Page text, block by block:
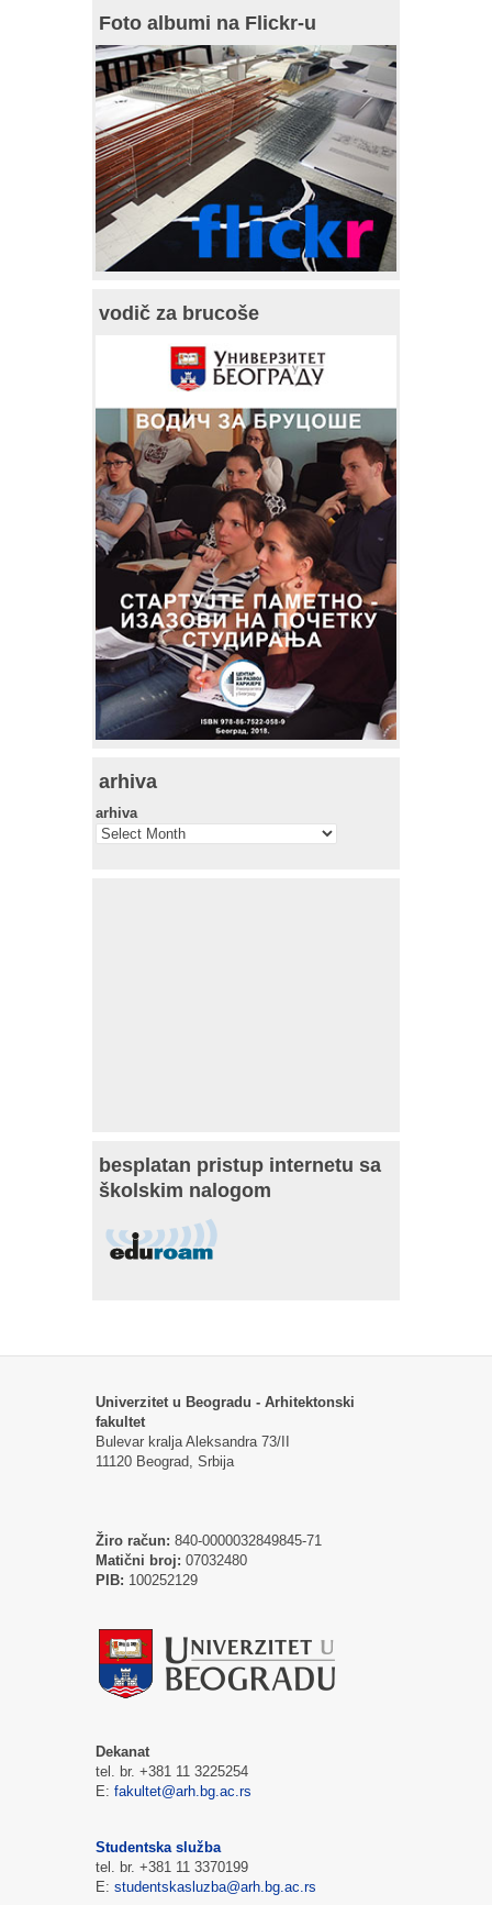
Foto albumi na Flickr-u
vodič za brucoše
arhiva
arhiva
besplatan pristup internetu sa
školskim nalogom
Univerzitet u Beogradu - Arhitektonski
fakultet
Bulevar kralja Aleksandra 73/II
11120 Beograd, Srbija
Žiro račun: 840-0000032849845-71
Matični broj: 07032480
PIB: 100252129
Dekanat
tel. br. +381 11 3225254
E: fakultet@arh.bg.ac.rs
Studentska služba
tel. br. +381 11 3370199
E: studentskasluzba@arh.bg.ac.rs